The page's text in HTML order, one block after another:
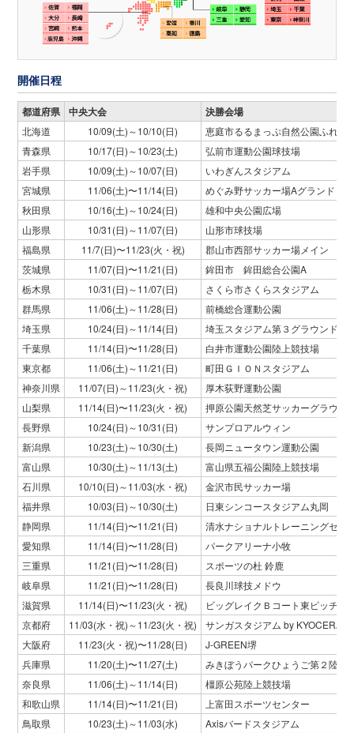
開催日程
都道府県 中央大会 決勝会場
北海道 10/09(土)～10/10(日)
恵庭市るるまっぷ自然公園ふれら
青森県
10/17(日)～10/23(土)
弘前市運動公園球技場
岩手県
10/09(土)～10/07(日)
いわぎんスタジアム
宮城県
11/06(土)〜11/14(日)
めぐみ野サッカー場Aグランド
秋田県
10/16(土)～10/24(日)
雄和中央公園広場
山形県
10/31(日)～11/07(日)
山形市球技場
福島県
11/7(日)〜11/23(火・祝)
郡山市西部サッカー場メイン
茨城県
11/07(日)〜11/21(日)
鉾田市 鉾田総合公園A
栃木県
10/31(日)～11/07(日)
さくら市さくらスタジアム
群馬県
11/06(土)～11/28(日)
前橋総合運動公園
埼玉県
10/24(日)～11/14(日)
埼玉スタジアム第３グラウンド
千葉県
11/14(日)〜11/28(日)
白井市運動公園陸上競技場
東京都
11/06(土)～11/21(日)
町田ＧＩＯＮスタジアム
神奈川県
11/07(日)～11/23(火・祝)
厚木荻野運動公園
山梨県
11/14(日)〜11/23(火・祝)
押原公園天然芝サッカーグラウン
長野県
10/24(日)～10/31(日)
サンプロアルウィン
新潟県
10/23(土)～10/30(土)
長岡ニュータウン運動公園
富山県
10/30(土)～11/13(土)
富山県五福公園陸上競技場
石川県
10/10(日)～11/03(水・祝)
金沢市民サッカー場
福井県
10/03(日)～10/30(土)
日東シンコースタジアム丸岡
静岡県
11/14(日)〜11/21(日)
清水ナショナルトレーニングセン
愛知県
11/14(日)〜11/28(日)
パークアリーナ小牧
三重県
11/21(日)〜11/28(日)
スポーツの杜 鈴鹿
岐阜県
11/21(日)〜11/28(日)
長良川球技メドウ
滋賀県
11/14(日)〜11/23(火・祝)
ビッグレイクＢコート東ピッチ
京都府
11/03(水・祝)～11/23(火・祝)
サンガスタジアム by KYOCERA
大阪府
11/23(火・祝)〜11/28(日)
J-GREEN堺
兵庫県
11/20(土)〜11/27(土)
みきぼうパークひょうご第２陸上
奈良県
11/06(土)～11/14(日)
橿原公苑陸上競技場
和歌山県
11/14(日)〜11/21(日)
上富田スポーツセンター
鳥取県
10/23(土)～11/03(水)
Axisバードスタジアム